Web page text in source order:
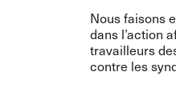
Nous faisons
dans l’action
travailleurs
contre les